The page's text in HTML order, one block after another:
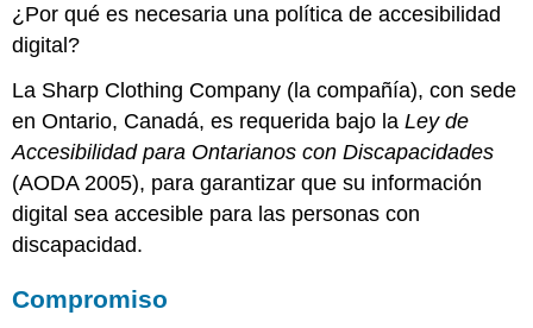
Compromiso
Accesibilidad
ALCANCES
Y
METAS
AUTORIDAD
SOPORTE
¿Por qué es necesaria una política de accesibilidad
digital?
La Sharp Clothing Company (la compañía), con sede
en Ontario, Canadá, es requerida bajo laLey de
Accesibilidad para Ontarianos con Discapacidades
(AODA 2005), para garantizar que su información
digital sea accesible para las personas con
discapacidad.
Compromiso